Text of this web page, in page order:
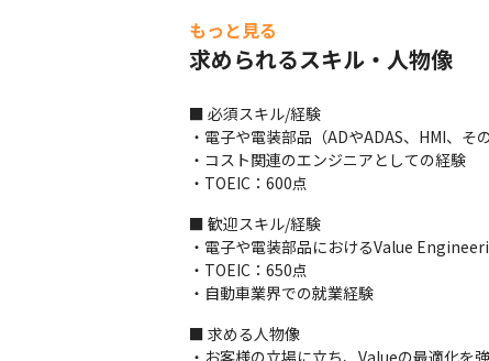
＜事業に関して＞
・電動化技術の先駆者として、世界初と
■ この仕事の面白み、魅力
・Value Engineeringの考え方に基づき、
・昨今、部品間やシステム間の関係がよ
・自社の車だけでなく、他社車の運転をし
※出典：Forbes JAPAN（https://
もっと見る
求められるスキル・人物像
■ 必須スキル/経験
・電子や電装部品（ADやADAS、HMI、
・コスト関連のエンジニアとしての経験
・TOEIC：600点
■ 歓迎スキル/経験
・電子や電装部品におけるValue
・TOEIC：650点
・自動車業界での就業経験
■ 求める人物像
・お客様の立場に立ち、Valueの最適化を